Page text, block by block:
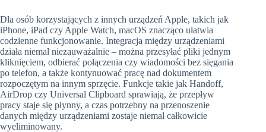
Dla osób korzystających z innych urządzeń Apple, takich jak
iPhone, iPad czy Apple Watch, macOS znacząco ułatwia
codzienne funkcjonowanie. Integracja między urządzeniami
działa niemal niezauważalnie – można przesyłać pliki jednym
kliknięciem, odbierać połączenia czy wiadomości bez sięgania
po telefon, a także kontynuować pracę nad dokumentem
rozpoczętym na innym sprzęcie. Funkcje takie jak Handoff,
AirDrop czy Universal Clipboard sprawiają, że przepływ
pracy staje się płynny, a czas potrzebny na przenoszenie
danych między urządzeniami zostaje niemal całkowicie
wyeliminowany.